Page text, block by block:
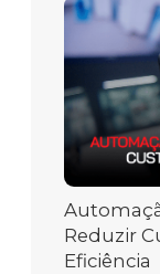
Reduzir
Eficiência